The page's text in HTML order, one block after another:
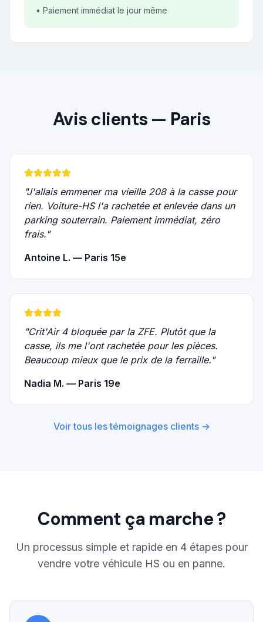
• Paiement immédiat le jour même
Avis clients — Paris
"J'allais emmener ma vieille 208 à la casse pour
rien. Voiture-HS l'a rachetée et enlevée dans un
parking souterrain. Paiement immédiat, zéro
frais."
Antoine L. — Paris 15e
"Crit'Air 4 bloquée par la ZFE. Plutôt que la
casse, ils me l'ont rachetée pour les pièces.
Beaucoup mieux que le prix de la ferraille."
Nadia M. — Paris 19e
Voir tous les témoignages clients →
Comment ça marche ?
Un processus simple et rapide en 4 étapes pour
vendre votre véhicule HS ou en panne.